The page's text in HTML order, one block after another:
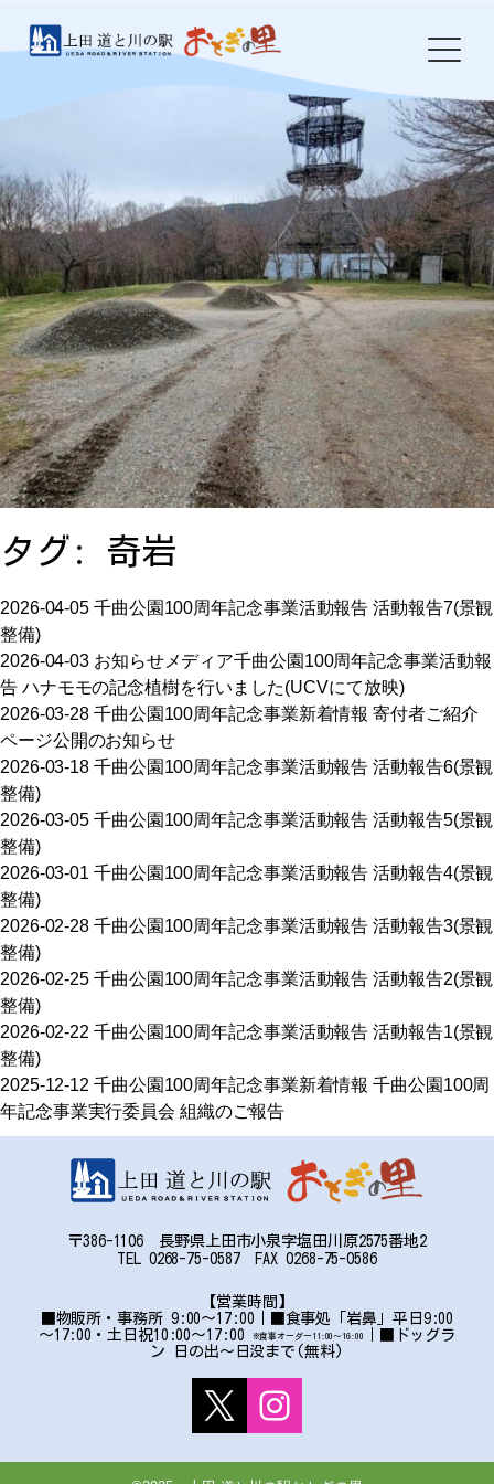
お知らせ
イベント
農産物・特産品
食事処 岩鼻
ドッグラン
防災・環境整備
〒386-1106
TEL:0268-75-0587 FAX:0268-75-0586
タグ: 奇岩
2026-04-05 千曲公園100周年記念事業活動報告 活動報告7(景観
整備)
2026-04-03 お知らせメディア千曲公園100周年記念事業活動報
告 ハナモモの記念植樹を行いました(UCVにて放映)
2026-03-28 千曲公園100周年記念事業新着情報 寄付者ご紹介
ページ公開のお知らせ
2026-03-18 千曲公園100周年記念事業活動報告 活動報告6(景観
整備)
2026-03-05 千曲公園100周年記念事業活動報告 活動報告5(景観
整備)
2026-03-01 千曲公園100周年記念事業活動報告 活動報告4(景観
整備)
2026-02-28 千曲公園100周年記念事業活動報告 活動報告3(景観
整備)
2026-02-25 千曲公園100周年記念事業活動報告 活動報告2(景観
整備)
2026-02-22 千曲公園100周年記念事業活動報告 活動報告1(景観
整備)
2025-12-12 千曲公園100周年記念事業新着情報 千曲公園100周
年記念事業実行委員会 組織のご報告
〒386-1106 長野県上田市小泉字塩田川原2575番地2
TEL 0268-75-0587 FAX 0268-75-0586
【営業時間】
■物販所・事務所 9:00～17:00｜■食事処「岩鼻」平日9:00
～17:00・土日祝10:00～17:00
※食事オーダー11:00〜16:00
｜■ドッグラ
ン 日の出～日没まで(無料)